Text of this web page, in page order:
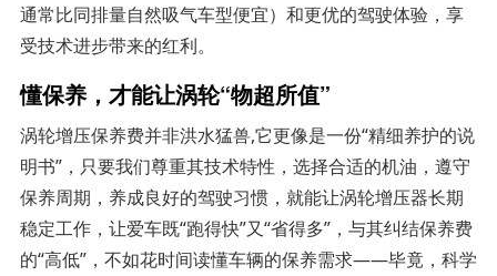
通常比同排量自然吸气车型便宜）和更优的驾驶体验，享
受技术进步带来的红利。
懂保养，才能让涡轮“物超所值”
涡轮增压保养费并非洪水猛兽,它更像是一份“精细养护的说
明书”，只要我们尊重其技术特性，选择合适的机油，遵守
保养周期，养成良好的驾驶习惯，就能让涡轮增压器长期
稳定工作，让爱车既“跑得快”又“省得多”，与其纠结保养费
的“高低”，不如花时间读懂车辆的保养需求——毕竟，科学